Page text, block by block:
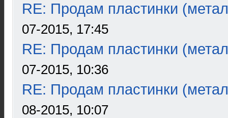
RE: Продам пластинки
07-2015, 17:45
RE: Продам пластинки
07-2015, 10:36
RE: Продам пластинки
08-2015, 10:07